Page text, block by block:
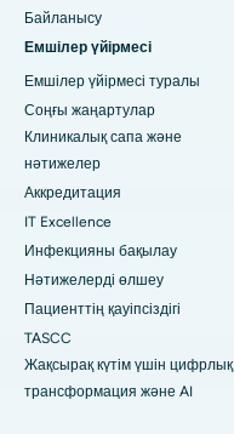
Байланысу
Емшілер үйірмесі
Емшілер үйірмесі туралы
Соңғы жаңартулар
Клиникалық сапа және
нәтижелер
Аккредитация
IT Excellence
Инфекцияны бақылау
Нәтижелерді өлшеу
Пациенттің қауіпсіздігі
TASCC
Жақсырақ күтім үшін цифрлық
трансформация және AI